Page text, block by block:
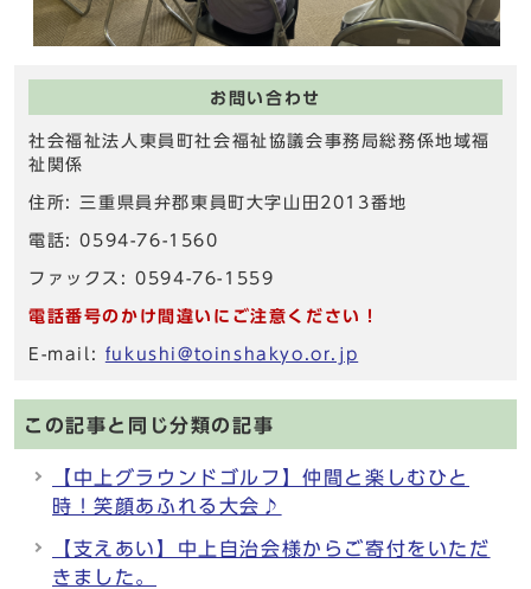
お問い合わせ
社会福祉法人東員町社会福祉協議会事務局総務係地域福
祉関係
住所: 三重県員弁郡東員町大字山田2013番地
電話: 0594-76-1560
ファックス: 0594-76-1559
電話番号のかけ間違いにご注意ください！
E-mail: fukushi@toinshakyo.or.jp
この記事と同じ分類の記事
【中上グラウンドゴルフ】仲間と楽しむひと
時！笑顔あふれる大会♪
【支えあい】中上自治会様からご寄付をいただ
きました。